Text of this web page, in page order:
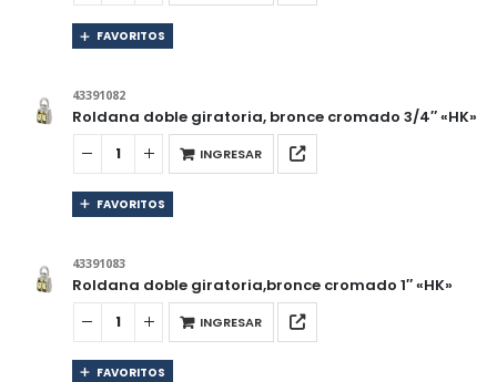
FAVORITOS
43391082
Roldana doble giratoria, bronce cromado 3/4″ «HK»
INGRESAR
FAVORITOS
43391083
Roldana doble giratoria,bronce cromado 1″ «HK»
INGRESAR
FAVORITOS